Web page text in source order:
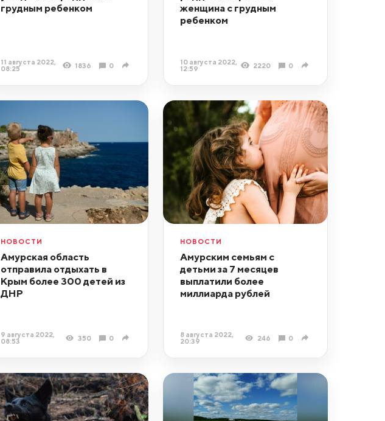
грудным ребенком
11 августа 2022,
08:25
1836 0
женщина с грудным
ребенком
10 августа 2022,
12:59
2220 0
НОВОСТИ
Амурская область
отправила отдыхать в
Крым более 300 детей из
ДНР
9 августа 2022,
08:53
350 0
НОВОСТИ
Амурским семьям с
детьми за 7 месяцев
выплатили более
миллиарда рублей
8 августа 2022,
20:39
246 0